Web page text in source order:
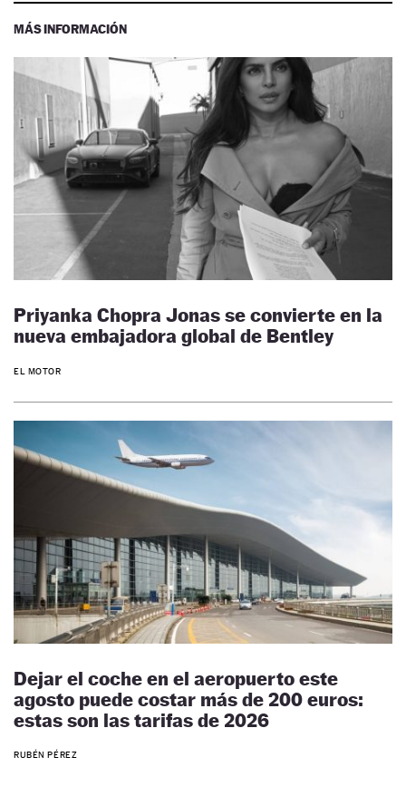
MÁS INFORMACIÓN
Priyanka Chopra Jonas se convierte en la
nueva embajadora global de Bentley
EL MOTOR
Dejar el coche en el aeropuerto este
agosto puede costar más de 200 euros:
estas son las tarifas de 2026
RUBÉN PÉREZ